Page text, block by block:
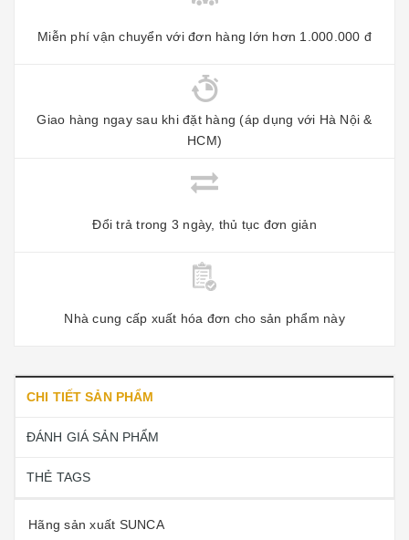
Miễn phí vận chuyển với đơn hàng lớn hơn 1.000.000 đ
Giao hàng ngay sau khi đặt hàng (áp dụng với Hà Nội &
HCM)
Đổi trả trong 3 ngày, thủ tục đơn giản
Nhà cung cấp xuất hóa đơn cho sản phẩm này
CHI TIẾT SẢN PHẨM
ĐÁNH GIÁ SẢN PHẨM
THẺ TAGS
Hãng sản xuất SUNCA